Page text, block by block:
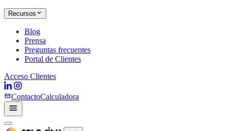
Recursos
Blog
Prensa
Preguntas frecuentes
Portal de Clientes
Acceso Clientes
ContactoCalculadora